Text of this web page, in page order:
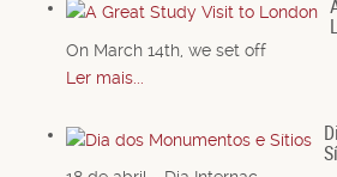
On March 14th, we set off
Ler mais...